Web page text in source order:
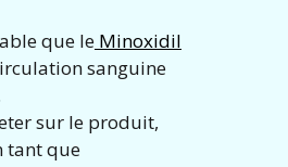
que le Minoxidil
sanguine
sur le produit,
tant que